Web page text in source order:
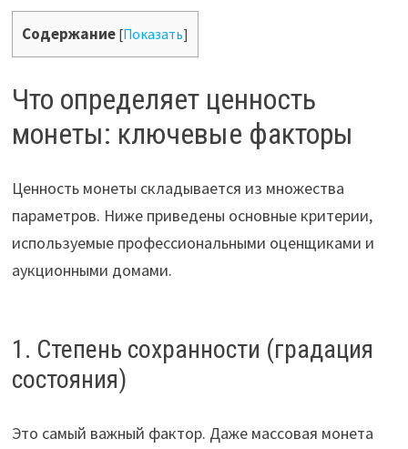
Содержание [Показать]
Что определяет ценность
монеты: ключевые факторы
Ценность монеты складывается из множества
параметров. Ниже приведены основные критерии,
используемые профессиональными оценщиками и
аукционными домами.
1. Степень сохранности (градация
состояния)
Это самый важный фактор. Даже массовая монета